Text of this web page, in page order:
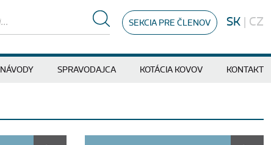
SEKCIA PRE ČLENOV SK | CZ
NÁVODY SPRAVODAJCA KOTÁCIA KOVOV KONTAKT